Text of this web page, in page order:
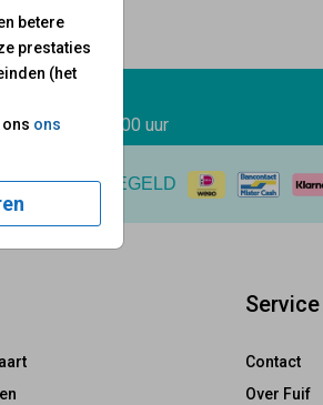
betere
prestaties
(het
ons
van10.00 - 17.00 uur
GOED GEREGELD
Contact
Over Fuif